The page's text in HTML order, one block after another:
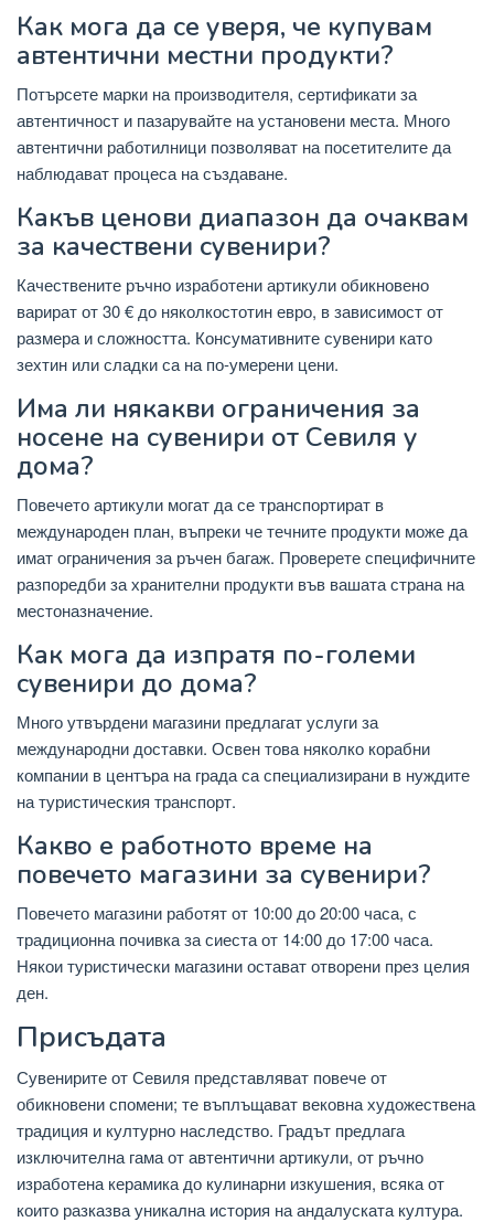
Как мога да се уверя, че купувам
автентични местни продукти?
Потърсете марки на производителя, сертификати за
автентичност и пазарувайте на установени места. Много
автентични работилници позволяват на посетителите да
наблюдават процеса на създаване.
Какъв ценови диапазон да очаквам
за качествени сувенири?
Качествените ръчно изработени артикули обикновено
варират от 30 € до няколкостотин евро, в зависимост от
размера и сложността. Консумативните сувенири като
зехтин или сладки са на по-умерени цени.
Има ли някакви ограничения за
носене на сувенири от Севиля у
дома?
Повечето артикули могат да се транспортират в
международен план, въпреки че течните продукти може да
имат ограничения за ръчен багаж. Проверете специфичните
разпоредби за хранителни продукти във вашата страна на
местоназначение.
Как мога да изпратя по-големи
сувенири до дома?
Много утвърдени магазини предлагат услуги за
международни доставки. Освен това няколко корабни
компании в центъра на града са специализирани в нуждите
на туристическия транспорт.
Какво е работното време на
повечето магазини за сувенири?
Повечето магазини работят от 10:00 до 20:00 часа, с
традиционна почивка за сиеста от 14:00 до 17:00 часа.
Някои туристически магазини остават отворени през целия
ден.
Присъдата
Сувенирите от Севиля представляват повече от
обикновени спомени; те въплъщават вековна художествена
традиция и културно наследство. Градът предлага
изключителна гама от автентични артикули, от ръчно
изработена керамика до кулинарни изкушения, всяка от
които разказва уникална история на андалуската култура.